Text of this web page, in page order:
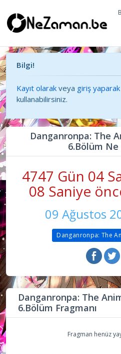
Bilgi!
Kayıt olarak veya giriş yaparak
kullanabilirsiniz.
Danganronpa: The
6.Bölüm Ne
4747 Gün 04
08 Saniye
09 Ağustos
Danganronpa: The
Danganronpa: The
6.Bölüm Fragmanı
Fragman henüz